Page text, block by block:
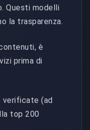
Questi modelli
la trasparenza.
è
prima di
verificate (ad
top 200